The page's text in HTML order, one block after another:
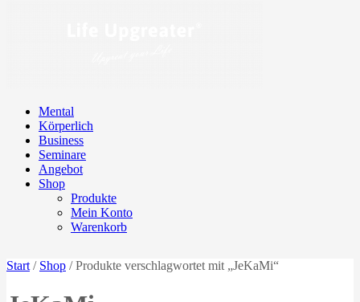
Mental
Körperlich
Business
Seminare
Angebot
Shop
Produkte
Mein Konto
Warenkorb
Start / Shop / Produkte verschlagwortet mit „JeKaMi“